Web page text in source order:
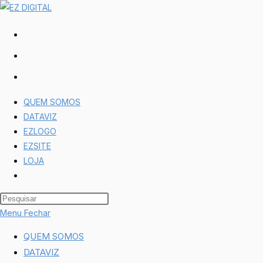
QUEM SOMOS
DATAVIZ
EZLOGO
EZSITE
LOJA
Menu Fechar
QUEM SOMOS
DATAVIZ